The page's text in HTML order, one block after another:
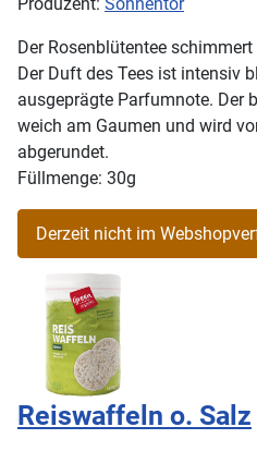
Der Rosenblütentee
Der Duft des Tees ist intensiv
ausgeprägte Parfumnote. Der
weich am Gaumen und wird
abgerundet.
Füllmenge: 30g
Reiswaffeln o. Salz